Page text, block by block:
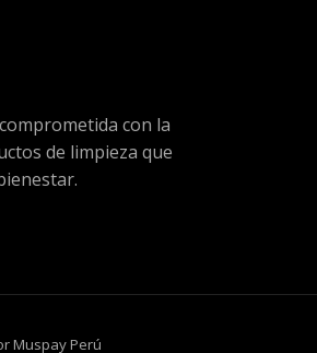
con la
de limpieza que
Muspay Perú